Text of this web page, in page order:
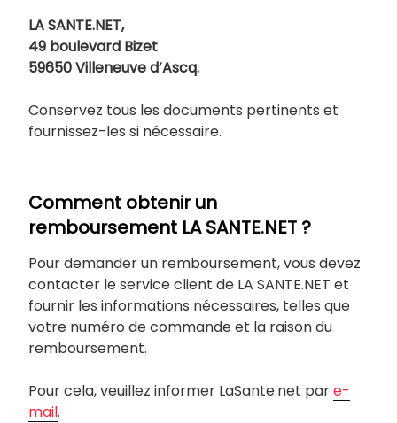
LA SANTE.NET,
49 boulevard Bizet
59650 Villeneuve d’Ascq.
Conservez tous les documents pertinents et
fournissez-les si nécessaire.
Comment obtenir un
remboursement LA SANTE.NET ?
Pour demander un remboursement, vous devez
contacter le service client de LA SANTE.NET et
fournir les informations nécessaires, telles que
votre numéro de commande et la raison du
remboursement.
Pour cela, veuillez informer LaSante.net pare-
mail.